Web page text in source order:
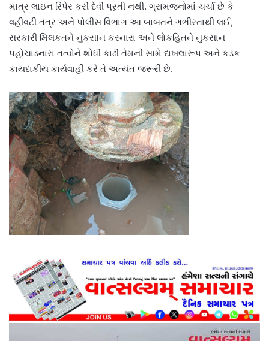
માત્ર લાઇન રિપેર કરી દેવી પૂરતી નથી. ગ્રામજનોમાં ચર્ચા છે કે
વહીવટી તંત્ર અને પોલીસ વિભાગ આ બાબતને ગંભીરતાથી લઈ,
સરકારી મિલકતને નુકસાન કરનારા અને લોકહિતને નુકસાન
પહોંચાડનારા તત્વોને શોધી કાઢી તેમની સામે દાખલારૂપ અને કડક
કાયદાકીય કાર્યવાહી કરે તે અત્યંત જરૂરી છે.